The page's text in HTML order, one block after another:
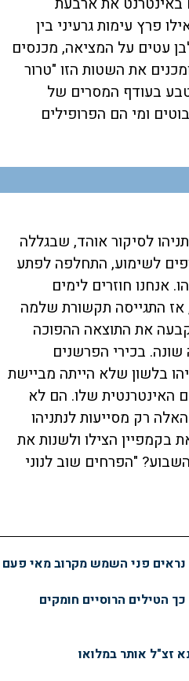
פרץ עימות גרעיני בין
עטים על המציאה, מכנסים
את השטות הזו "טרור
בעודף המסרים של
ומי הם הפרופילים
לסיקור אוהד, שבגללה
לשימוע, התחלפה לפתע
אנחנו חוזרים לימים
של בחירות 1996, אז התגייסה תקשורת שלמה
קבעה את התוצאה ההפוכה
בכירי הפרשנים
בלשון שלא הייתה מביישת
האינטרנטית שלו. הם לא
רק מסייעות לנתניהו
בקמפיין הצילו ולשנות את
"הפרחים שוב לנוני
נראים פני השמש מקרוב מאי פעם
הטילים הרוסיים חומקים
זצ"ל אותר במלואו